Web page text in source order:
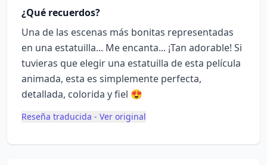
¿Qué recuerdos?
Una de las escenas más bonitas representadas
en una estatuilla... Me encanta... ¡Tan adorable! Si
tuvieras que elegir una estatuilla de esta película
animada, esta es simplemente perfecta,
detallada, colorida y fiel 😍
Reseña traducida - Ver original